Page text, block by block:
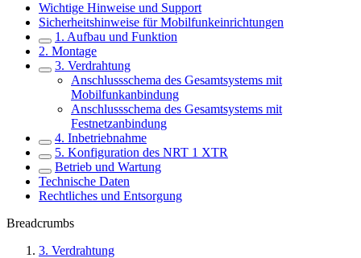
Wichtige Hinweise und Support
Sicherheitshinweise für Mobilfunkeinrichtungen
1. Aufbau und Funktion
2. Montage
3. Verdrahtung
Anschlussschema des Gesamtsystems mit
Mobilfunkanbindung
Anschlussschema des Gesamtsystems mit
Festnetzanbindung
4. Inbetriebnahme
5. Konfiguration des NRT 1 XTR
Betrieb und Wartung
Technische Daten
Rechtliches und Entsorgung
Breadcrumbs
3. Verdrahtung